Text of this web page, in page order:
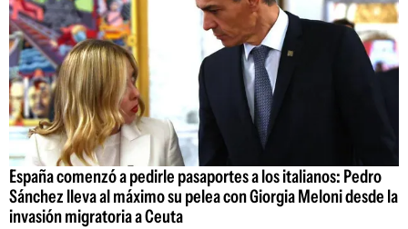
España comenzó a pedirle pasaportes a los italianos: Pedro
Sánchez lleva al máximo su pelea con Giorgia Meloni desde la
invasión migratoria a Ceuta